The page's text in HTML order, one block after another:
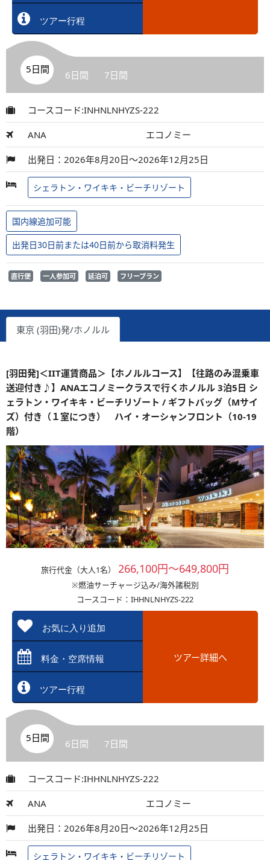
ツアー行程
5日間 6日間 7日間
コースコード:INHNLNHYZS-222
ANA エコノミー
出発日：2026年8月20日～2026年12月25日
シェラトン・ワイキキ・ビーチリゾート
国内線追加可能
出発日30日前または40日前から取消料発生
直行便 一人参加可 延泊可 フリープラン
東京 (羽田)発/ホノルル
[羽田発]＜IIT運賃商品＞【ホノルルコース】【往路のみ混乗車
送迎付き♪】ANAエコノミークラスで行くホノルル 3泊5日 シ
ェラトン・ワイキキ・ビーチリゾート / ギフトバッグ（Mサイ
ズ）付き（１室につき） ハイ・オーシャンフロント（10-19
階）
旅行代金（大人1名） 266,100円～649,800円
※燃油サーチャージ込み/海外諸税別
コースコード：IHHNLNHYZS-222
お気に入り追加
料金・空席情報
ツアー行程
ツアー詳細へ
5日間 6日間 7日間
コースコード:IHHNLNHYZS-222
ANA エコノミー
出発日：2026年8月20日～2026年12月25日
シェラトン・ワイキキ・ビーチリゾート